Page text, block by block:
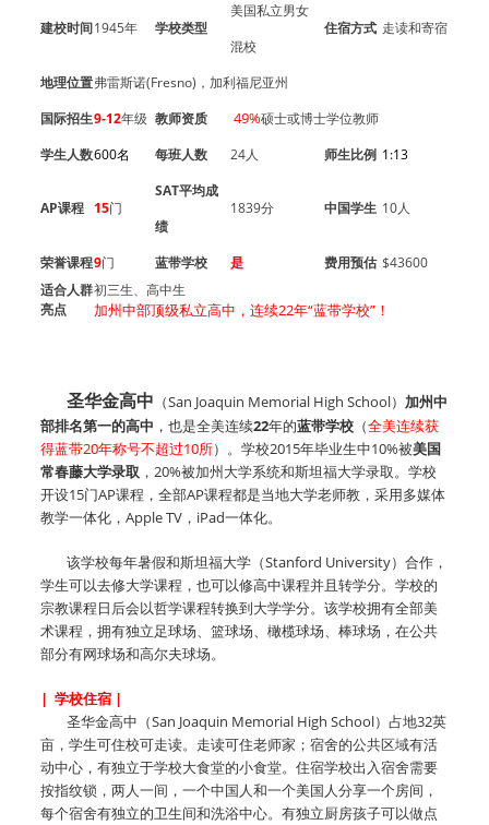
建校时间1945年 学校类型
美国私立男女
混校
住宿方式 走读和寄宿
地理位置弗雷斯诺(Fresno)，加利福尼亚州
国际招生9-12年级 教师资质 49%硕士或博士学位教师
学生人数600名 每班人数 24人 师生比例 1:13
AP课程 15门
SAT平均成
绩
1839分 中国学生 10人
荣誉课程9门 蓝带学校 是 费用预估 $43600
适合人群
亮点
初三生、高中生
加州中部顶级私立高中，连续22年“蓝带学校”！
圣华金高中 （San Joaquin Memorial High School） 加州中
部排名第一的高中 ，也是全美连续22年的蓝带学校 （全美连续获
得蓝带20年称号不超过10所）。学校2015年毕业生中10%被美国
常春藤大学录取 ，20%被加州大学系统和斯坦福大学录取。 学校
开设15门AP课程，全部AP课程都是当地大学老师教，采用多媒体
教学一体化，Apple TV，iPad一体化。
该学校每年暑假和斯坦福大学（Stanford University）合作，
学生可以去修大学课程，也可以修高中课程并且转学分。学校的
宗教课程日后会以哲学课程转换到大学学分。该学校拥有全部美
术课程，拥有独立足球场、篮球场、橄榄球场、棒球场，在公共
部分有网球场和高尔夫球场。
| 学校住宿 |
圣华金高中（San Joaquin Memorial High School）占地32英
亩，学生可住校可走读。走读可住老师家；宿舍的公共区域有活
动中心，有独立于学校大食堂的小食堂。住宿学校出入宿舍需要
按指纹锁，两人一间，一个中国人和一个美国人分享一个房间，
每个宿舍有独立的卫生间和洗浴中心。有独立厨房孩子可以做点